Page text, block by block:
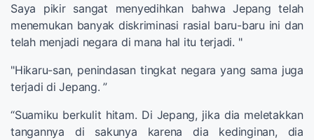
Saya pikir sangat menyedihkan bahwa Jepang telah
menemukan banyak diskriminasi rasial baru-baru ini dan
telah menjadi negara di mana hal itu terjadi. "
"Hikaru-san, penindasan tingkat negara yang sama juga
terjadi di Jepang. ”
“Suamiku berkulit hitam. Di Jepang, jika dia meletakkan
tangannya di sakunya karena dia kedinginan, dia